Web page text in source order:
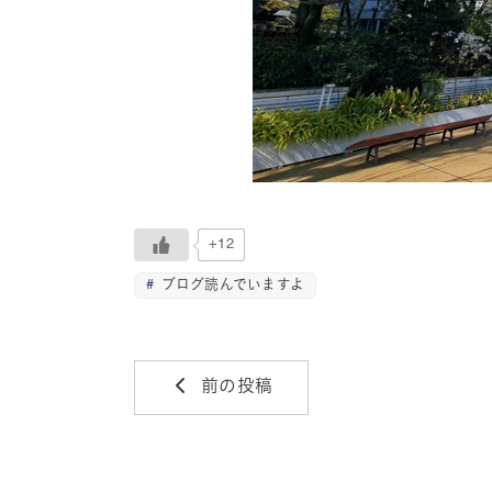
+12
ブログ読んでいますよ
前の投稿